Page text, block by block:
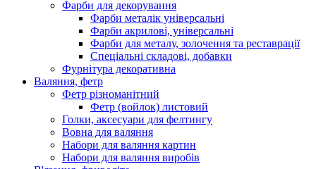
Фарби для декорування
Фарби металік універсальні
Фарби акрилові, універсальні
Фарби для металу, золочення та реставрації
Спеціальні складові, добавки
Фурнітура декоративна
Валяння, фетр
Фетр різноманітний
Фетр (войлок) листовий
Голки, аксесуари для фелтингу
Вовна для валяння
Набори для валяння картин
Набори для валяння виробів